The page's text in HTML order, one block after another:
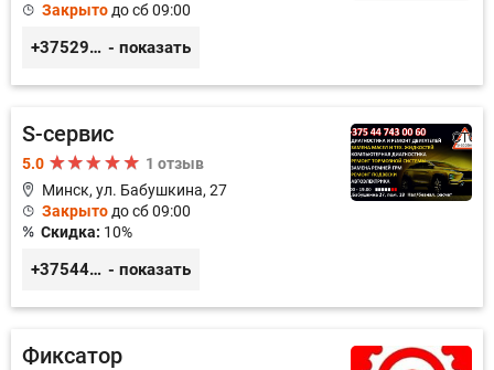
Закрытодо сб 09:00
+375293857117 - показать
S-сервис
5.0
1 отзыв
Минск, ул. Бабушкина, 27
Закрыто до сб 09:00
Скидка: 10%
+375447430060 - показать
Фиксатор